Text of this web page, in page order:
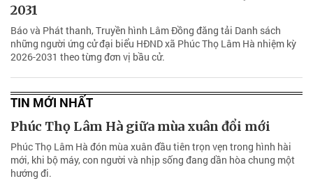
2031
Báo và Phát thanh, Truyền hình Lâm Đồng đăng tải Danh sách
những người ứng cử đại biểu HĐND xã Phúc Thọ Lâm Hà nhiệm kỳ
2026-2031 theo từng đơn vị bầu cử.
TIN MỚI NHẤT
Phúc Thọ Lâm Hà giữa mùa xuân đổi mới
Phúc Thọ Lâm Hà đón mùa xuân đầu tiên trọn vẹn trong hình hài
mới, khi bộ máy, con người và nhịp sống đang dần hòa chung một
hướng đi.